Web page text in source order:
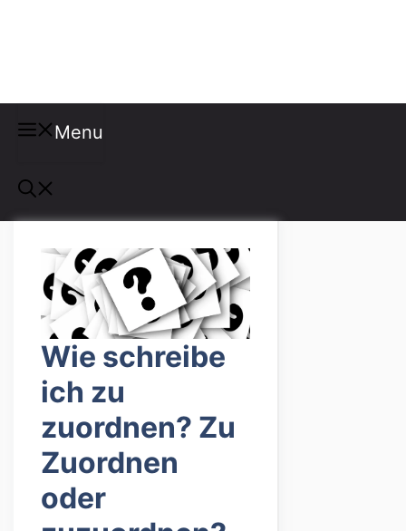
Menu
Wie schreibe
ich zu
zuordnen? Zu
Zuordnen
oder